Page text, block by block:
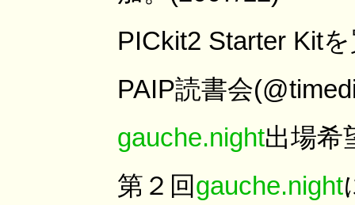
PICkit2 Starter Kit
PAIP読書会
gauche.night出場希
第２回gauche.night